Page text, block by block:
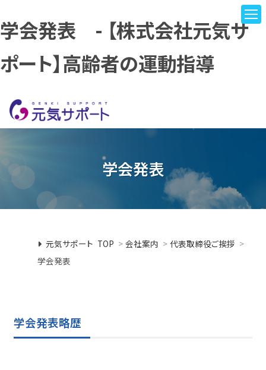
学会発表 - 【株式会社元気サ
ポート】高齢者の運動指導
学会発表
元気サポート TOP > 会社案内 > 代表取締役ご挨拶 >
学会発表
学会発表略歴